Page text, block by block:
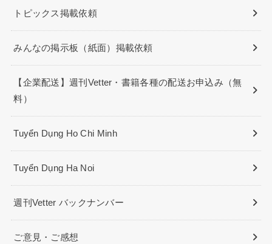
トピックス掲載依頼
みんなの掲示板（紙面）掲載依頼
【企業配送】週刊Vetter・書籍各種の配送お申込み（無
料）
Tuyển Dụng Ho Chi Minh
Tuyển Dụng Ha Noi
週刊Vetter バックナンバー
ご意見・ご感想